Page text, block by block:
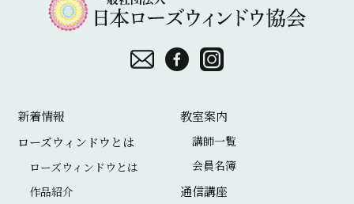
い
合
n
s
t
a
新着情報
ローズウィンドウとは
ローズウィンドウとは
作品紹介
教室案内
講師一覧
会員名簿
通信講座